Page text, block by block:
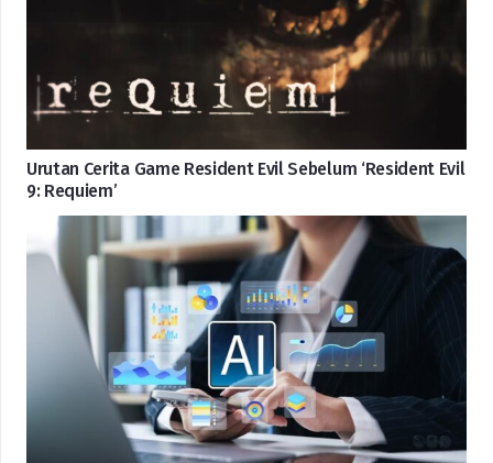
Urutan Cerita Game Resident Evil Sebelum ‘Resident Evil
9: Requiem’